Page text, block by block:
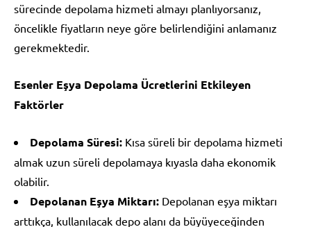
sürecinde depolama hizmeti almayı planlıyorsanız,
öncelikle fiyatların neye göre belirlendiğini anlamanız
gerekmektedir.
Esenler Eşya Depolama Ücretlerini Etkileyen
Faktörler
Depolama Süresi: Kısa süreli bir depolama hizmeti
almak uzun süreli depolamaya kıyasla daha ekonomik
olabilir.
Depolanan Eşya Miktarı: Depolanan eşya miktarı
arttıkça, kullanılacak depo alanı da büyüyeceğinden